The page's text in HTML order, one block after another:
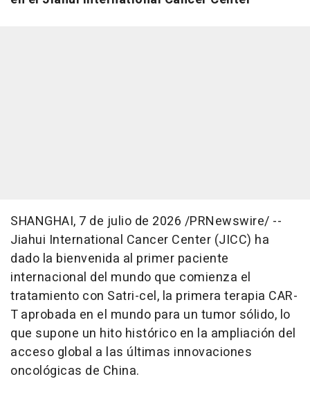
SHANGHAI, 7 de julio de 2026 /PRNewswire/ --
Jiahui International Cancer Center (JICC) ha
dado la bienvenida al primer paciente
internacional del mundo que comienza el
tratamiento con Satri-cel, la primera terapia CAR-
T aprobada en el mundo para un tumor sólido, lo
que supone un hito histórico en la ampliación del
acceso global a las últimas innovaciones
oncológicas de China.